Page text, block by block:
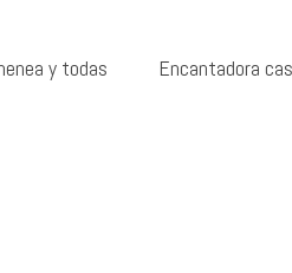
y todas
Encantadora